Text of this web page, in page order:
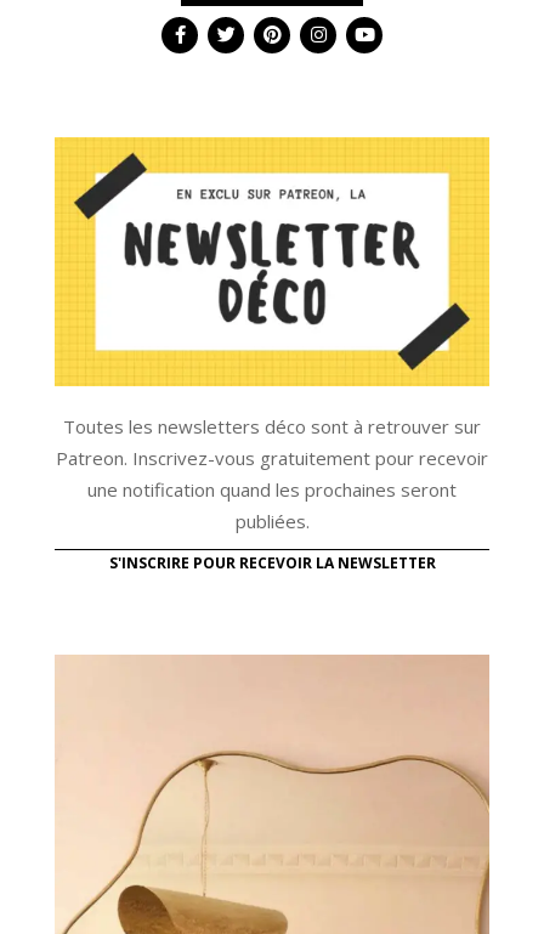
Toutes les newsletters déco sont à retrouver sur
Patreon. Inscrivez-vous gratuitement pour recevoir
une notification quand les prochaines seront
publiées.
S'INSCRIRE POUR RECEVOIR LA NEWSLETTER